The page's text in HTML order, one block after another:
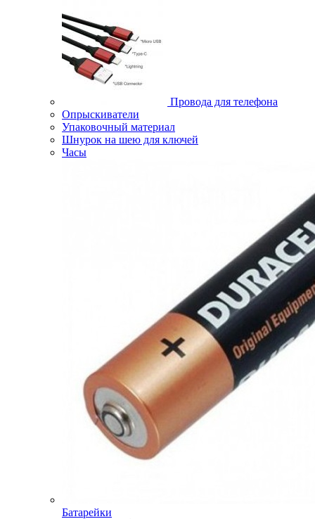
Провода для телефона
Опрыскиватели
Упаковочный материал
Шнурок на шею для ключей
Часы
Батарейки